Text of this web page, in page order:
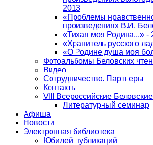
2013
«Проблемы
произведениях В.И.
«Тихая моя Родина...» -
«Хранитель русского
«О Родине душа моя
Фотоальбомы Беловских
Видео
Сотрудничество. Партнеры
Контакты
VIII Всероссийские
Литературный семинар
Афиша
Новости
Электронная библиотека
Юбилей публикаций